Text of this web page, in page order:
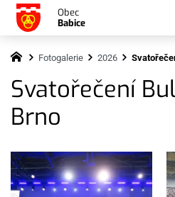
Fotogalerie 2026
Svatořečení
Brno
Obec
Babice